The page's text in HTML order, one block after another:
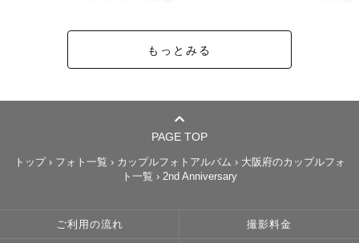
もっとみる
PAGE TOP
トップ› フォト一覧 › カップルフォトアルバム › 大阪府のカップルフォ
ト一覧 › 2nd Anniversary
ご利用の流れ 撮影料金